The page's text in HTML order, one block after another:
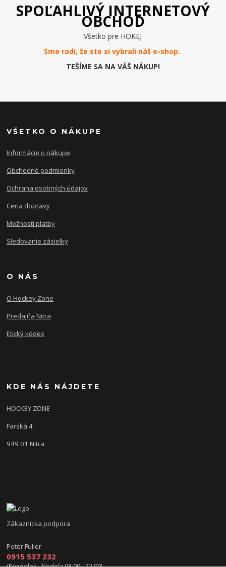
SPOĽAHLIVÝ INTERNETOVÝ
OBCHOD
Všetko pre HOKEJ
Sme radi, že ste si vybrali náš e-shop.
TEŠÍME SA NA VÁŠ NÁKUP!
VŠETKO O NÁKUPE
Informácie o nákupe
Obchodné podmienky
Ochrana osobných údajov
Cena dopravy
Možnosti platby
Sledovanie zásielky
O NÁS
O Hockey Zone
Predajňa Nitra
Etický kódex
KDE NÁS NÁJDETE
HOCKEY ZONE
Farská 4
949 01 Nitra
Zákaznícka podpora
Peter Fulier
0915 537 232